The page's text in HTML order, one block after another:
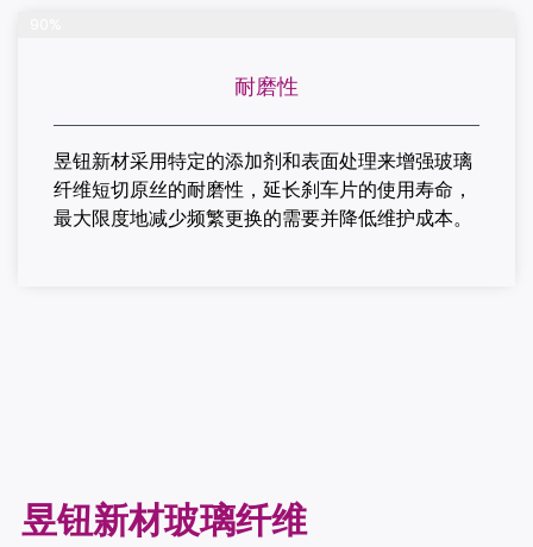
耐磨性
昱钮新材采用特定的添加剂和表面处理来增强玻璃
纤维短切原丝的耐磨性，延长刹车片的使用寿命，
最大限度地减少频繁更换的需要并降低维护成本。
昱钮新材玻璃纤维